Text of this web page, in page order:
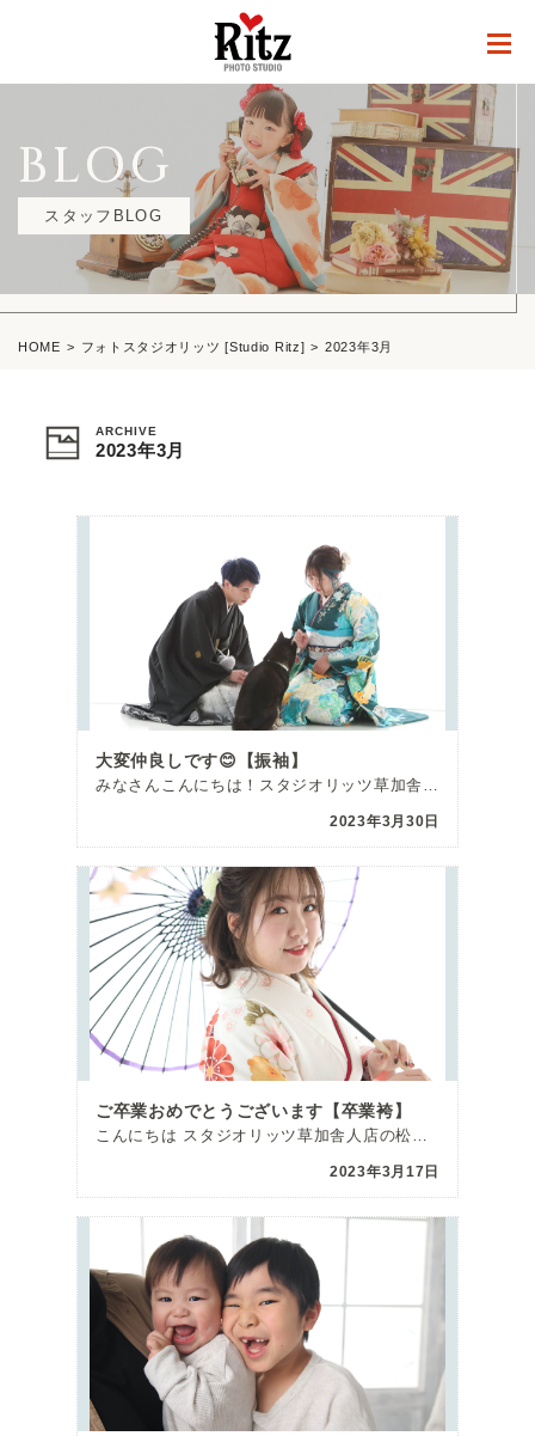
BLOG
スタッフBLOG
HOME フォトスタジオリッツ [Studio Ritz] 2023年3月
ARCHIVE
2023年3月
大変仲良しです😊【振袖】
みなさんこんにちは！スタジオリッツ草加舎人店の西畑です(*^-^*) 本日はとっても素敵な振袖姿のお […]
2023年3月30日
ご卒業おめでとうございます【卒業袴】
こんにちは スタジオリッツ草加舎人店の松村です🎵 今回は大学卒業の撮影で来てくださったお嬢さまのご紹 […]
2023年3月17日